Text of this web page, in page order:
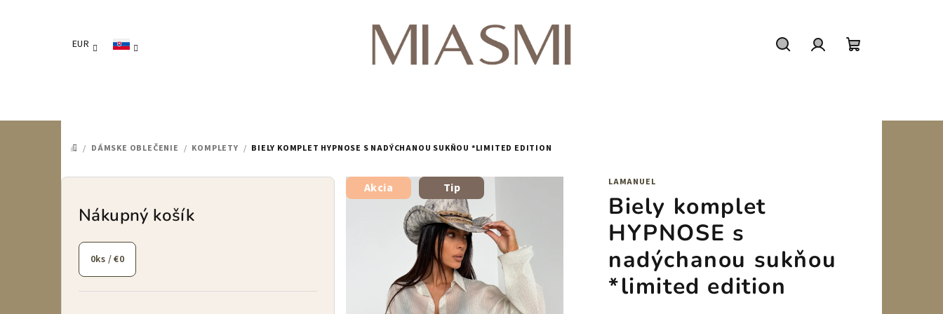
EUR
DOMOV
/ DÁMSKE OBLEČENIE / KOMPLETY / BIELY KOMPLET HYPNOSE S NADÝCHANOU SUKŇOU *LIMITED EDITION
B
Nákupný košík
0ks /€0
LAMANUEL
Biely komplet
HYPNOSE s
nadýchanou sukňou
*limited edition
Akcia Tip